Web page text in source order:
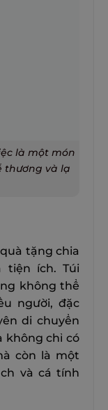
là một món
thương và lạ
tặng chia
tiện ích. Túi
không thể
người, đặc
di chuyển
không chỉ có
còn là một
và cá tính